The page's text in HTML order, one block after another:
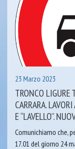
23 Marzo 2023
TRONCO LIGURE
CARRARA.
E “LAVELLO”.
Comunichiamo che,
17.01 del giorno 24